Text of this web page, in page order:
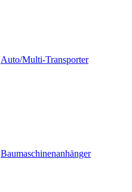
Auto/Multi-Transporter
Baumaschinenanhänger